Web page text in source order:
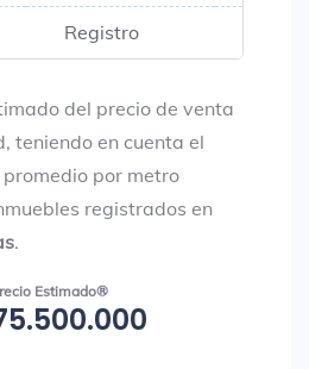
Registro
del precio de venta
teniendo en cuenta el
por metro
registrados en
.
Estimado®